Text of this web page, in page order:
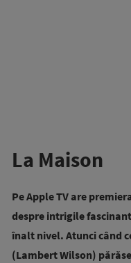
La Maison
Pe Apple TV are
despre intrigile
înalt nivel. Atunci când
(Lambert Wilson)